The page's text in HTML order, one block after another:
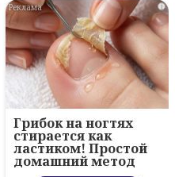
i
Грибок на ногтях
стирается как
ластиком! Простой
домашний метод